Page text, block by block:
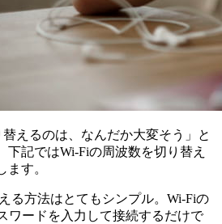
替えるのは、なんだか大変そう」と
下記ではWi-Fiの周波数を切り替え
ます。
る方法はとてもシンプル。Wi-Fiの
ワードを入力して接続するだけで